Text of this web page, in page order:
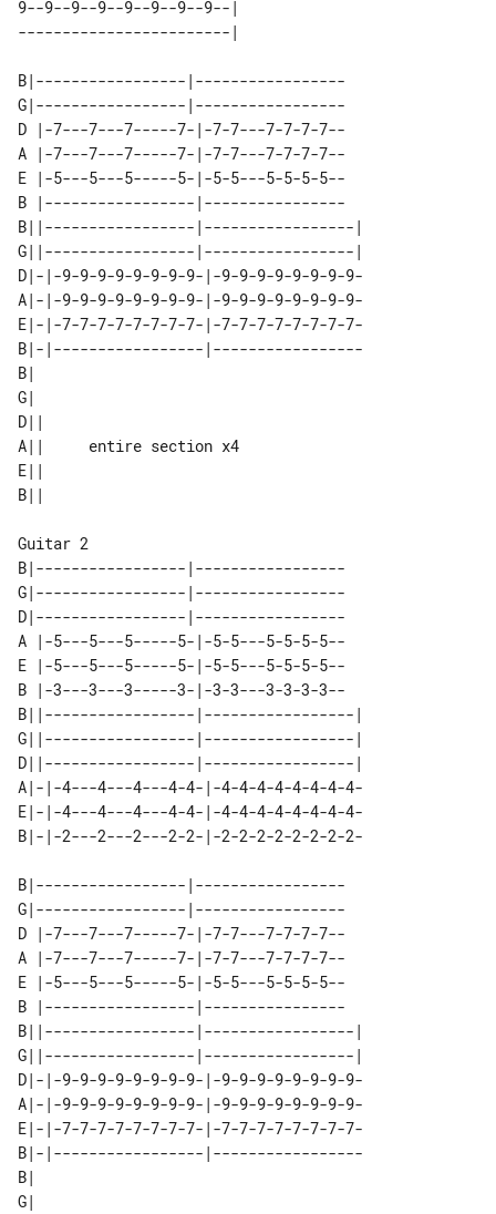
9--9--9--9--9--9--9--9--|
B|-----------------|-----------------
G|-----------------|-----------------
D |-7---7---7-----7-|-7-7---7-7-7-7--
A |-7---7---7-----7-|-7-7---7-7-7-7--
E |-5---5---5-----5-|-5-5---5-5-5-5--
B |-----------------|----------------
B||-----------------|-----------------|
G||-----------------|-----------------|
D|-|-9-9-9-9-9-9-9-9-|-9-9-9-9-9-9-9-9-
A|-|-9-9-9-9-9-9-9-9-|-9-9-9-9-9-9-9-9-
E|-|-7-7-7-7-7-7-7-7-|-7-7-7-7-7-7-7-7-
B|-|-----------------|-----------------
B|
G|
D||
A||     entire section x4
E||
B|-----------------|-----------------
G|-----------------|-----------------
D|-----------------|-----------------
A |-5---5---5-----5-|-5-5---5-5-5-5--
E |-5---5---5-----5-|-5-5---5-5-5-5--
B |-3---3---3-----3-|-3-3---3-3-3-3--
B||-----------------|-----------------|
G||-----------------|-----------------|
D||-----------------|-----------------|
A|-|-4---4---4---4-4-|-4-4-4-4-4-4-4-4-
E|-|-4---4---4---4-4-|-4-4-4-4-4-4-4-4-
B|-----------------|-----------------
G|-----------------|-----------------
D |-7---7---7-----7-|-7-7---7-7-7-7--
A |-7---7---7-----7-|-7-7---7-7-7-7--
E |-5---5---5-----5-|-5-5---5-5-5-5--
B |-----------------|----------------
B||-----------------|-----------------|
G||-----------------|-----------------|
D|-|-9-9-9-9-9-9-9-9-|-9-9-9-9-9-9-9-9-
A|-|-9-9-9-9-9-9-9-9-|-9-9-9-9-9-9-9-9-
E|-|-7-7-7-7-7-7-7-7-|-7-7-7-7-7-7-7-7-
B|-|-----------------|-----------------
B|
G|